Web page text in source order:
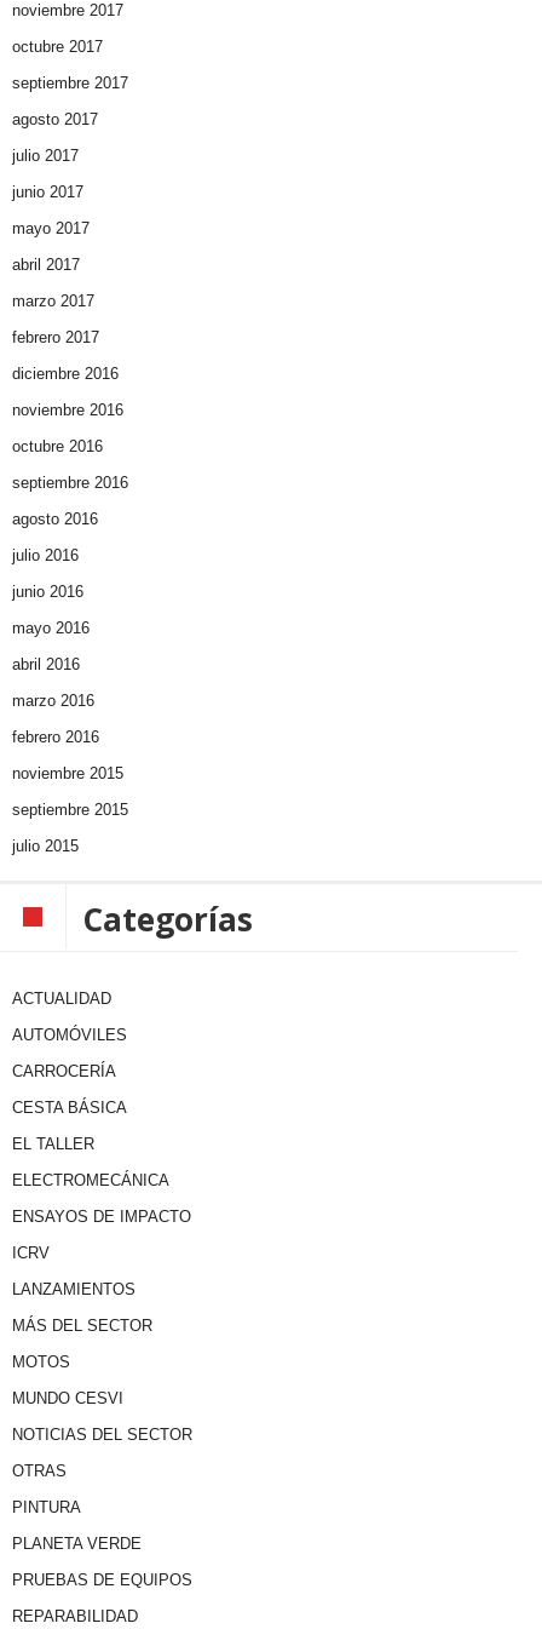
noviembre 2017
octubre 2017
septiembre 2017
agosto 2017
julio 2017
junio 2017
mayo 2017
abril 2017
marzo 2017
febrero 2017
diciembre 2016
noviembre 2016
octubre 2016
septiembre 2016
agosto 2016
julio 2016
junio 2016
mayo 2016
abril 2016
marzo 2016
febrero 2016
noviembre 2015
septiembre 2015
julio 2015
Categorías
ACTUALIDAD
AUTOMÓVILES
CARROCERÍA
CESTA BÁSICA
EL TALLER
ELECTROMECÁNICA
ENSAYOS DE IMPACTO
ICRV
LANZAMIENTOS
MÁS DEL SECTOR
MOTOS
MUNDO CESVI
NOTICIAS DEL SECTOR
OTRAS
PINTURA
PLANETA VERDE
PRUEBAS DE EQUIPOS
REPARABILIDAD